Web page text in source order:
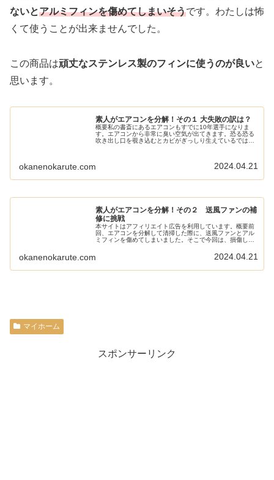
ないとアルミフィンを傷めてしまいそうです。わたしは怖
くて使うことが出来ませんでした。
この商品は頑丈なステンレス製のフィンに使うのが良いと
思います。
素人がエアコンを分解！その１ 大失敗の訳は？
概要私の書斎にあるエアコンもすでに10年選手になりま
す。エアコンから非常に臭い空気が出てきます。恐る恐る
吹き出し口を覗き込むとカビがぎっしり生えているではあ
okanenokarute.com 2024.04.21
素人がエアコンを分解！その２ 送風ファンの補
修に挑戦
本サイトはアフィリエイト広告を利用しています。概要前
回、エアコンを分解して清掃した際に、送風ファンとアル
ミフィンを傷めてしまいました。そこで今回は、損傷した
okanenokarute.com 2024.04.21
マイホーム
スポンサーリンク